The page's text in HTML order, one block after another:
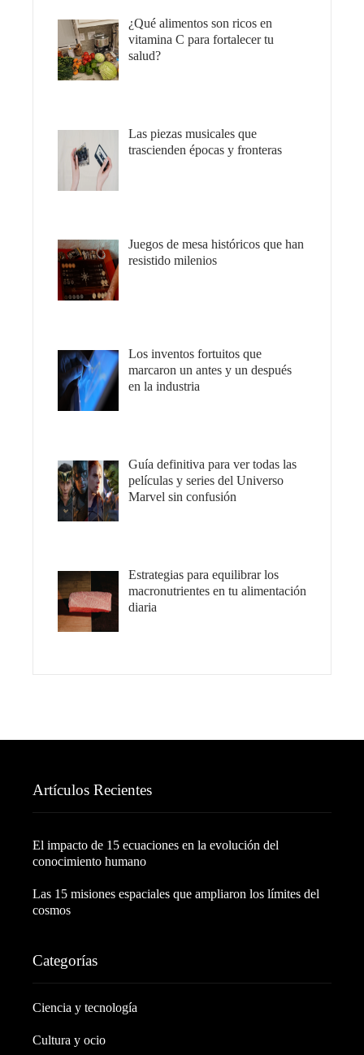
¿Qué alimentos son ricos en
vitamina C para fortalecer tu
salud?
Las piezas musicales que
trascienden épocas y fronteras
Juegos de mesa históricos que han
resistido milenios
Los inventos fortuitos que
marcaron un antes y un después
en la industria
Guía definitiva para ver todas las
películas y series del Universo
Marvel sin confusión
Estrategias para equilibrar los
macronutrientes en tu alimentación
diaria
Artículos Recientes
El impacto de 15 ecuaciones en la evolución del
conocimiento humano
Las 15 misiones espaciales que ampliaron los límites del
cosmos
Categorías
Ciencia y tecnología
Cultura y ocio